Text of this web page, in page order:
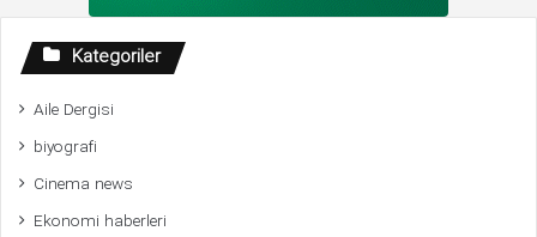
Kategoriler
Aile Dergisi
biyografi
Cinema news
Ekonomi haberleri